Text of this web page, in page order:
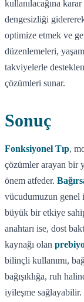
kullanılacağına
dengesizliği
optimize etmek ve
düzenlemeleri,
takviyelerle
çözümleri sunar.
Sonuç
Fonksiyonel Tıp,
çözümler arayan bir
önem atfeder.
vücudumuzun genel
büyük bir etkiye
anahtarı ise, dost
kaynağı olan
bilinçli kullanımı,
bağışıklığa, ruh
iyileşme